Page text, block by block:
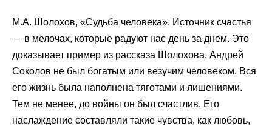
М.А. Шолохов, «Судьба человека». Источник счастья
— в мелочах, которые радуют нас день за днем. Это
доказывает пример из рассказа Шолохова. Андрей
Соколов не был богатым или везучим человеком. Вся
его жизнь была наполнена тяготами и лишениями.
Тем не менее, до войны он был счастлив. Его
наслаждение составляли такие чувства, как любовь,